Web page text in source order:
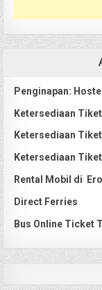
Penginapan:
Ketersediaan
Ketersediaan
Ketersediaan
Rental Mobil di
Direct Ferries
Bus Online Ticket